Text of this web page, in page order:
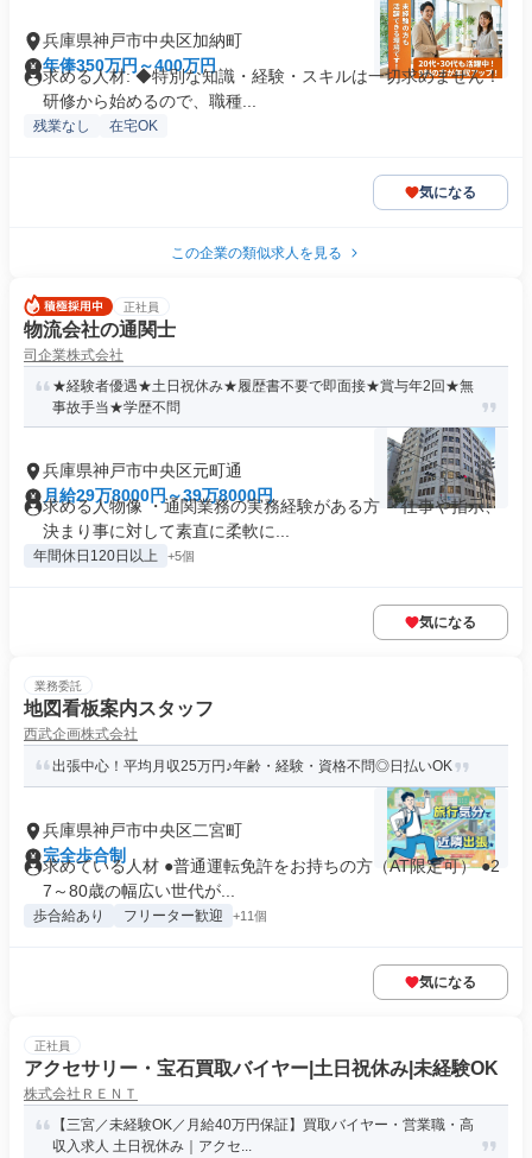
兵庫県神戸市中央区加納町
年俸350万円～400万円
求める人材: ◆特別な知識・経験・スキルは一切求めません！
研修から始めるので、職種...
残業なし 在宅OK
気になる
この企業の類似求人を見る
正社員
物流会社の通関士
司企業株式会社
★経験者優遇★土日祝休み★履歴書不要で即面接★賞与年2回★無
事故手当★学歴不問
兵庫県神戸市中央区元町通
月給29万8000円～39万8000円
求める人物像 ・通関業務の実務経験がある方 ・仕事や指示、
決まり事に対して素直に柔軟に...
年間休日120日以上 +5個
気になる
業務委託
地図看板案内スタッフ
西武企画株式会社
出張中心！平均月収25万円♪年齢・経験・資格不問◎日払いOK
兵庫県神戸市中央区二宮町
完全歩合制
求めている人材 ●普通運転免許をお持ちの方（AT限定可） ●2
7～80歳の幅広い世代が...
歩合給あり フリーター歓迎 +11個
気になる
正社員
アクセサリー・宝石買取バイヤー|土日祝休み|未経験OK
株式会社ＲＥＮＴ
【三宮／未経験OK／月給40万円保証】買取バイヤー・営業職・高
収入求人 土日祝休み｜アクセ...